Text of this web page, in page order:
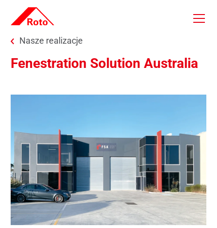
Skip to main content
You are here:
Nasze realizacje
Fenestration Solution Australia